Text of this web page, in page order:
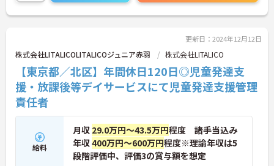
更新日：2024年12月12日
株式会社LITALICOLITALICOジュニア赤羽 株式会社LITALICO
【東京都／北区】年間休日120日◎児童発達支
援・放課後等デイサービスにて児童発達支援管理
責任者
給料
月収 29.0万円～43.5万円程度 諸手当込み
年収400万円～600万円程度※理論年収は5
段階評価中、評価3の賞与額を想定